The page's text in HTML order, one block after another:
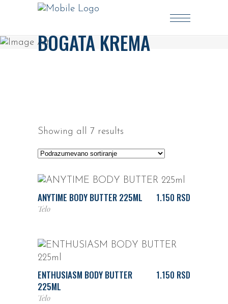
BOGATA KREMA
Showing all 7 results
ANYTIME BODY BUTTER 225ML 1.150 RSD
Telo
DODAJ U KORPU
ENTHUSIASM BODY BUTTER
225ML
1.150 RSD
Telo